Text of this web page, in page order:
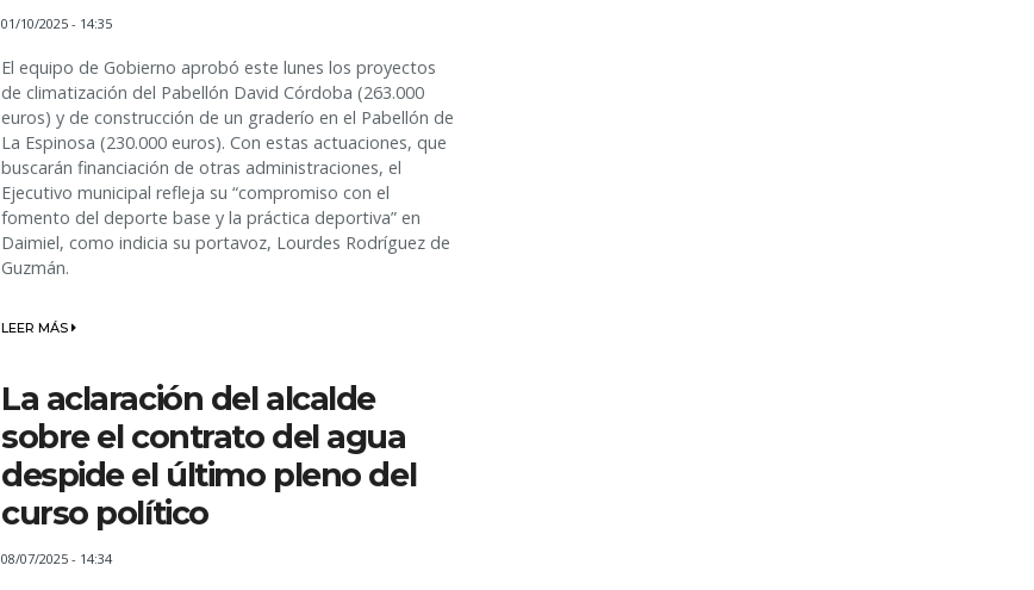
01/10/2025 - 14:35
El equipo de Gobierno aprobó este lunes los proyectos
de climatización del Pabellón David Córdoba (263.000
euros) y de construcción de un graderío en el Pabellón de
La Espinosa (230.000 euros). Con estas actuaciones, que
buscarán financiación de otras administraciones, el
Ejecutivo municipal refleja su “compromiso con el
fomento del deporte base y la práctica deportiva” en
Daimiel, como indicia su portavoz, Lourdes Rodríguez de
Guzmán.
LEER MÁS
La aclaración del alcalde
sobre el contrato del agua
despide el último pleno del
curso político
08/07/2025 - 14:34